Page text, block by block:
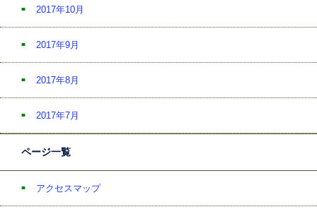
2017年10月
2017年9月
2017年8月
2017年7月
ページ一覧
アクセスマップ